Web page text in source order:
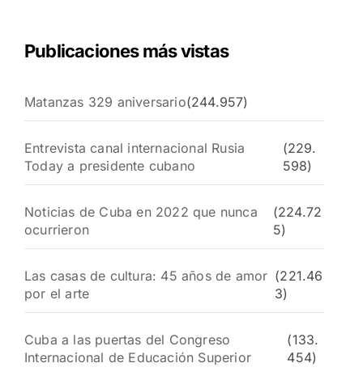
Publicaciones más vistas
Matanzas 329 aniversario(244.957)
Entrevista canal internacional Rusia
Today a presidente cubano
(229.
598)
Noticias de Cuba en 2022 que nunca
ocurrieron
(224.72
5)
Las casas de cultura: 45 años de amor
por el arte
(221.46
3)
Cuba a las puertas del Congreso
Internacional de Educación Superior
(133.
454)